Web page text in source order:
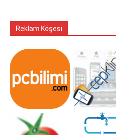
Reklam Köşesi